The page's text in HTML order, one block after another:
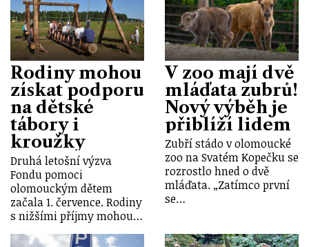
Rodiny mohou
získat podporu
na dětské
tábory i
kroužky
Druhá letošní výzva
Fondu pomoci
olomouckým dětem
začala 1. července. Rodiny
s nižšími příjmy mohou…
V zoo mají dvě
mláďata zubrů!
Nový výběh je
přiblíží lidem
Zubří stádo v olomoucké
zoo na Svatém Kopečku se
rozrostlo hned o dvě
mláďata. „Zatímco první
se…